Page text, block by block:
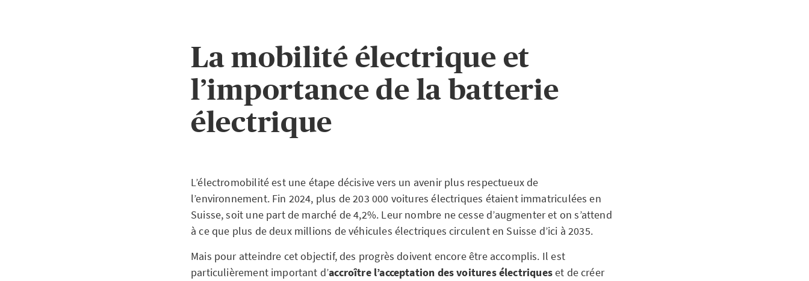
La mobilité électrique et
l’importance de la batterie
électrique
L’électromobilité est une étape décisive vers un avenir plus respectueux de
l’environnement. Fin 2024, plus de 203 000 voitures électriques étaient immatriculées en
Suisse, soit une part de marché de 4,2%. Leur nombre ne cesse d’augmenter et on s’attend
à ce que plus de deux millions de véhicules électriques circulent en Suisse d’ici à 2035.
Mais pour atteindre cet objectif, des progrès doivent encore être accomplis. Il est
particulièrement important d’accroître l’acceptation des voitures électriqueset de créer